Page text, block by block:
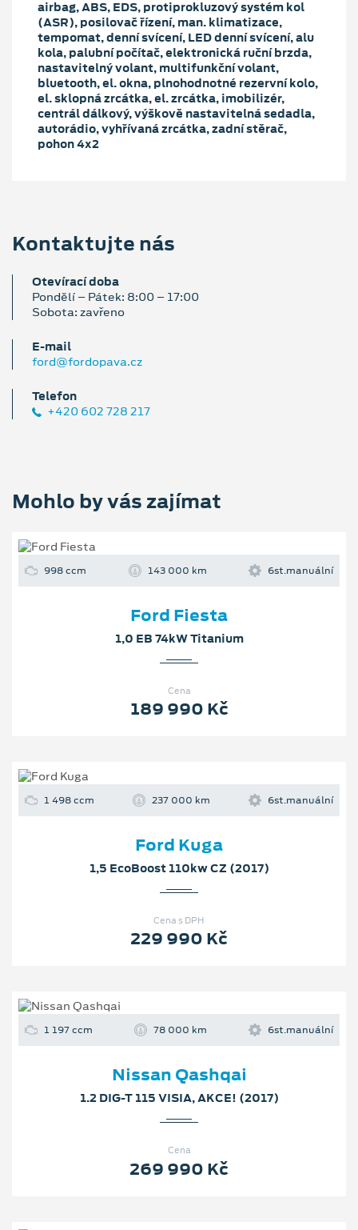
airbag, ABS, EDS, protiprokluzový systém kol
(ASR), posilovač řízení, man. klimatizace,
tempomat, denní svícení, LED denní svícení, alu
kola, palubní počítač, elektronická ruční brzda,
nastavitelný volant, multifunkční volant,
bluetooth, el. okna, plnohodnotné rezervní kolo,
el. sklopná zrcátka, el. zrcátka, imobilizér,
centrál dálkový, výškově nastavitelná sedadla,
autorádio, vyhřívaná zrcátka, zadní stěrač,
pohon 4x2
Kontaktujte nás
Otevírací doba
Pondělí – Pátek: 8:00 – 17:00
Sobota: zavřeno
E‑mail
ford@fordopava.cz
Telefon
+420 602 728 217
Mohlo by vás zajímat
998 ccm 143 000 km 6st.manuální
Ford Fiesta
1,0 EB 74kW Titanium
Cena
189 990 Kč
1 498 ccm 237 000 km 6st.manuální
Ford Kuga
1,5 EcoBoost 110kw CZ (2017)
Cena s DPH
229 990 Kč
1 197 ccm 78 000 km 6st.manuální
Nissan Qashqai
1.2 DIG-T 115 VISIA, AKCE! (2017)
Cena
269 990 Kč